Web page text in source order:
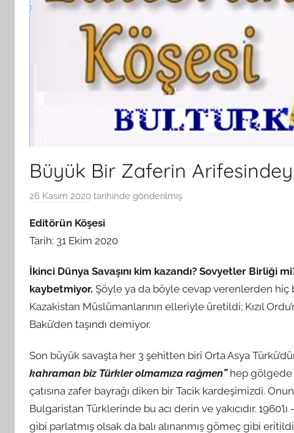
Büyük Bir Zaferin
26 Kasım 2020 tarihinde gönderilmiş
t
a
r
ı
n
d
Editörün Köşesi
Tarih: 31 Ekim 2020
İkinci Dünya Savaşını kim kazandı? Sovyetler Birliği
kaybetmiyor. Şöyle ya da böyle cevap verenlerden hiç
Kazakistan Müslümanlarının elleriyle üretildi; Kızıl
Bakü’den taşındı demiyor.
Son büyük savaşta her 3 şehitten biri Orta Asya
kahraman biz Türkler olmamıza rağmen”hep gölgede
çatısına zafer bayrağı diken bir Tacik kardeşimizdi.
Bulgaristan Türklerinde bu acı derin ve yakıcıdır.
gibi parlatmış olsak da balı alınanmış gömeç gibi